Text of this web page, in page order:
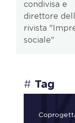
condivisa e
direttore
rivista
sociale"
# Tag